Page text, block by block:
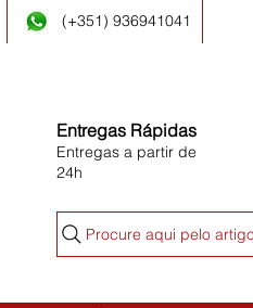
(+351) 936941041
Entregas Rápidas
Entregas a partir de
24h
Procure aqui pelo